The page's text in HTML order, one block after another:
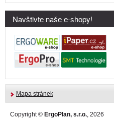
Navštivte naše e-shopy!
Mapa stránek
Copyright © ErgoPlan, s.r.o., 2026